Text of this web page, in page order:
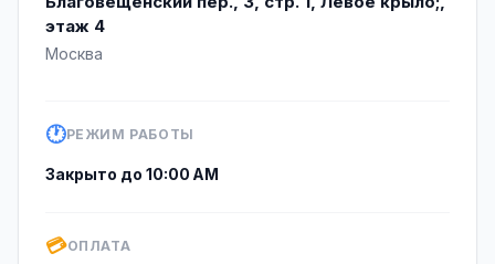
этаж 4
Москва
🕐РЕЖИМ РАБОТЫ
Закрыто до 10:00 AM
💳ОПЛАТА